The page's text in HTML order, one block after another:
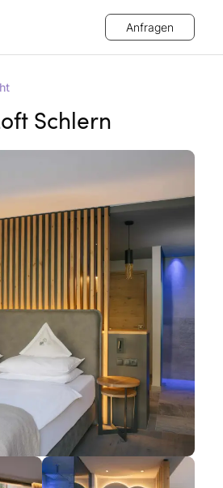
Anfragen
Schlern